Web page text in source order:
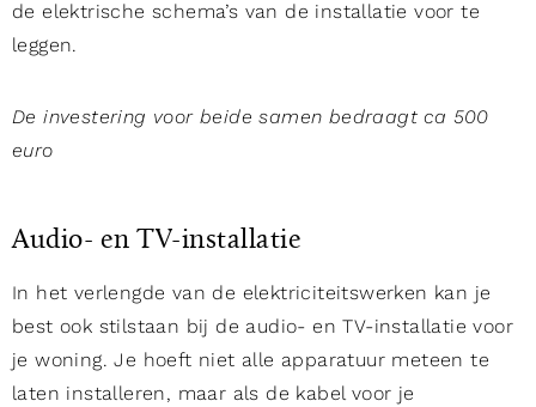
de elektrische schema’s van de installatie voor te
leggen.
De investering voor beide samen bedraagt ca 500
euro
Audio- en TV-installatie
In het verlengde van de elektriciteitswerken kan je
best ook stilstaan bij de audio- en TV-installatie voor
je woning. Je hoeft niet alle apparatuur meteen te
laten installeren, maar als de kabel voor je